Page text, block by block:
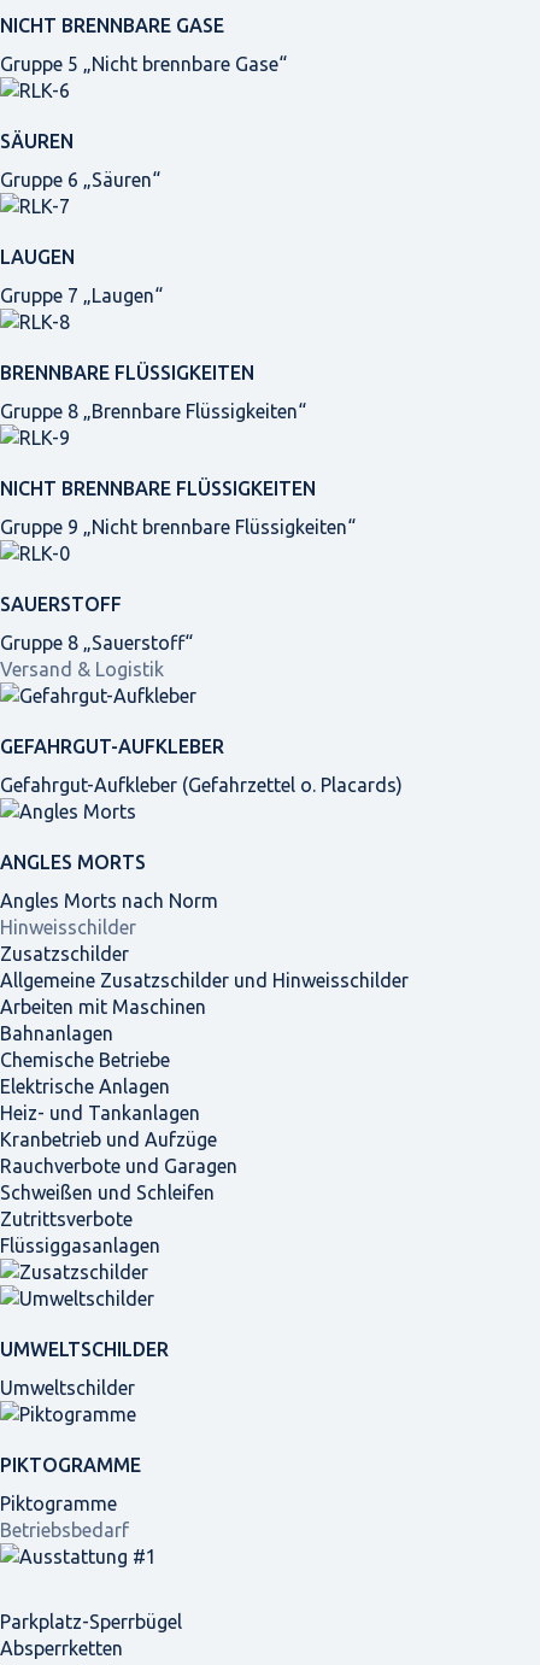
NICHT BRENNBARE GASE
Gruppe 5 „Nicht brennbare Gase“
SÄUREN
Gruppe 6 „Säuren“
LAUGEN
Gruppe 7 „Laugen“
BRENNBARE FLÜSSIGKEITEN
Gruppe 8 „Brennbare Flüssigkeiten“
NICHT BRENNBARE FLÜSSIGKEITEN
Gruppe 9 „Nicht brennbare Flüssigkeiten“
SAUERSTOFF
Gruppe 8 „Sauerstoff“
Versand & Logistik
GEFAHRGUT-AUFKLEBER
Gefahrgut-Aufkleber (Gefahrzettel o. Placards)
ANGLES MORTS
Angles Morts nach Norm
Hinweisschilder
Zusatzschilder
Allgemeine Zusatzschilder und Hinweisschilder
Arbeiten mit Maschinen
Bahnanlagen
Chemische Betriebe
Elektrische Anlagen
Heiz- und Tankanlagen
Kranbetrieb und Aufzüge
Rauchverbote und Garagen
Schweißen und Schleifen
Zutrittsverbote
Flüssiggasanlagen
UMWELTSCHILDER
Umweltschilder
PIKTOGRAMME
Piktogramme
Betriebsbedarf
Parkplatz-Sperrbügel
Absperrketten